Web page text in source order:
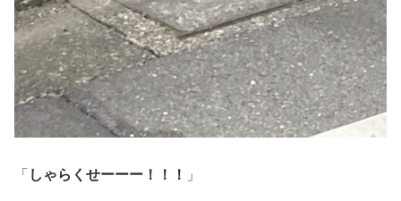
「 しゃらくせーーー！！！ 」